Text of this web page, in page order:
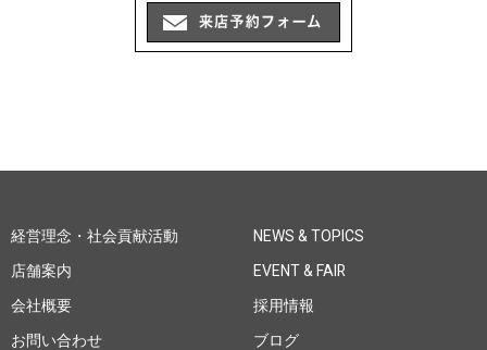
経営理念・社会貢献活動
店舗案内
会社概要
お問い合わせ
NEWS & TOPICS
EVENT & FAIR
採用情報
ブログ